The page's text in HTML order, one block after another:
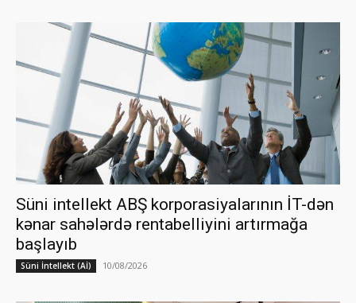
Süni intellekt ABŞ korporasiyalarının İT-dən
kənar sahələrdə rentabelliyini artırmağa
başlayıb
Süni İntellekt (Aİ) 10/08/2026